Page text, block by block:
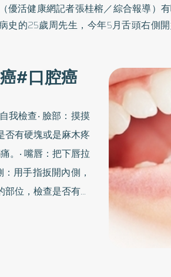
（優活健康網記者張桂榕／綜合報導）
史的25歲周先生，今年5月舌頭右側開
好趕緊至耳鼻喉科尋求醫師診治，接受
膜篩檢後確診為舌癌（鱗狀細胞癌）併
移，臨床上為第四期（最末期）。若發覺
出現2周以上的舌頭潰瘍未好、舌部有
麻木感或出血等狀況，可能就是舌
，建議第一時間立馬就醫治療，以免
。檳榔裡的成分 含有致癌物質安南醫
科邱怡喬醫師表示，台灣嚼檳榔人口高
萬人以上。據統計，口腔癌患者高達88
檳榔的習慣，而嚼食檳榔正是造成口腔癌
#口腔癌
我檢查‧ 臉部：摸摸
否有硬塊或是麻木疼
。‧ 嘴唇：把下唇拉
用手指扳開內側，
位，檢查是否有硬